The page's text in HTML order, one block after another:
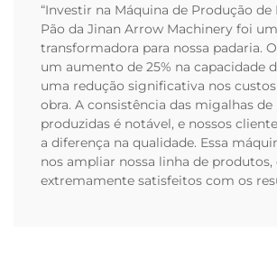
“Investir na Máquina de Produção de
Pão da Jinan Arrow Machinery foi
transformadora para nossa padaria.
um aumento de 25% na capacidade
uma redução significativa nos
obra. A consistência das migalhas de
produzidas é notável, e nossos
a diferença na qualidade. Essa
nos ampliar nossa linha de produtos,
extremamente satisfeitos com os